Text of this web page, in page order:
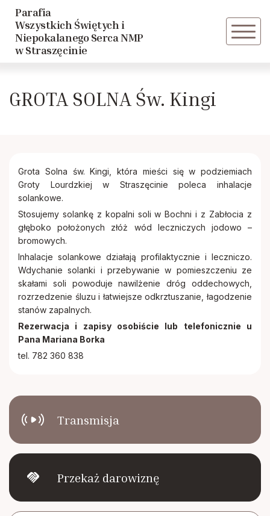
Parafia
Wszystkich Świętych i
Niepokalanego Serca NMP
w Straszęcinie
Historia parafii
Duszpasterze
Caritas
Rycerstwo Niepokalanej
Akcja Katolicka
Katolickie Stowarzyszenie Młodzieży
GROTA SOLNA Św. Kingi
Transmisja
handshake Przekaż darowiznę
Grota Solna św. Kingi, która mieści się w podziemiach
Groty Lourdzkiej w Straszęcinie poleca inhalacje
solankowe.
Stosujemy solankę z kopalni soli w Bochni i z Zabłocia z
głęboko położonych złóż wód leczniczych jodowo –
bromowych.
Inhalacje solankowe działają profilaktycznie i leczniczo.
Wdychanie solanki i przebywanie w pomieszczeniu ze
skałami soli powoduje nawilżenie dróg oddechowych,
rozrzedzenie śluzu i łatwiejsze odkrztuszanie, łagodzenie
stanów zapalnych.
Rezerwacja i zapisy osobiście lub telefonicznie u
Pana Mariana Borka
tel. 782 360 838